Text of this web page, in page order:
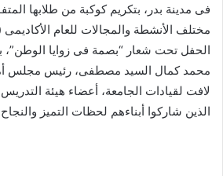
فى مدينة بدر، بتكريم كوكبة من طلابها
الحفل تحت شعار “بصمة فى زوايا الوطن”،
محمد كمال السيد مصطفى، رئيس مجلس
لافت لقيادات الجامعة، أعضاء هيئة
الذين شاركوا أبناءهم لحظات التميز